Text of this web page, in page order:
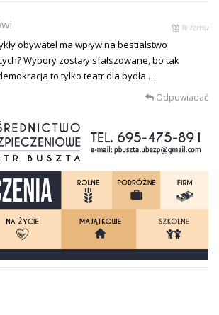
% temu
obywatel ma wpływ na bestialstwo
Wybory zostały sfałszowane, bo tak
to tylko teatr dla bydła …
Odpowiadać